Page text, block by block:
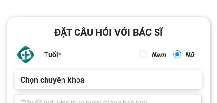
ĐẶT CÂU HỎI VỚI BÁC SĨ
Tuổi Nam Nữ
Chọn chuyên khoa